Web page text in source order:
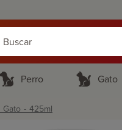
Perro Gato
- 425ml